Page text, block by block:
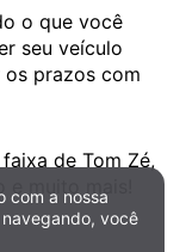
o que você
seu veículo
prazos com
de Tom Zé,
e muito mais!
com a nossa
você